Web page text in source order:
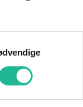
en central